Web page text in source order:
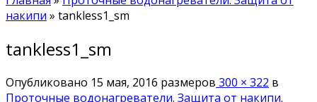
накипи » tankless1_sm
tankless1_sm
Опубликовано 15 мая, 2016 размеров 300 × 322 в
Проточные водонагреватели. Защита от накипи.